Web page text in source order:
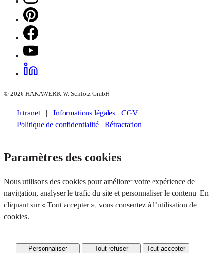
© 2026 HAKAWERK W. Schlotz GmbH
Intranet Informations légales
CGV
Politique de confidentialité
Rétractation
Paramètres des cookies
Nous utilisons des cookies pour améliorer votre expérience de
navigation, analyser le trafic du site et personnaliser le contenu. En
cliquant sur « Tout accepter », vous consentez à l’utilisation de
cookies.
Personnaliser Tout refuser Tout accepter